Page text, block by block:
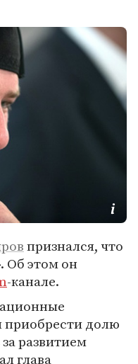
признался, что
Об этом он
-канале.
долю
развитием
глава